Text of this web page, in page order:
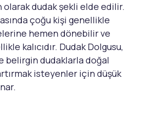
olarak dudak şekli elde edilir.
çoğu kişi genellikle
hemen dönebilir ve
kalıcıdır. Dudak Dolgusu,
belirgin dudaklarla doğal
isteyenler için düşük